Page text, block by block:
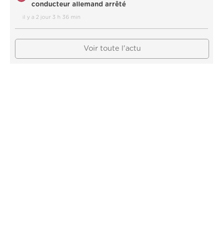
conducteur allemand arrêté
il y a 2 jour 3 h 36 min
Voir toute l'actu